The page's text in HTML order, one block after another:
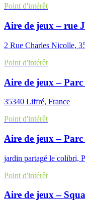
Point d'intérêt
Aire de jeux – rue
2 Rue Charles Nicolle,
Point d'intérêt
Aire de jeux –
35340 Liffré, France
Point d'intérêt
Aire de jeux –
jardin partagé le colibri,
Point d'intérêt
Aire de jeux –